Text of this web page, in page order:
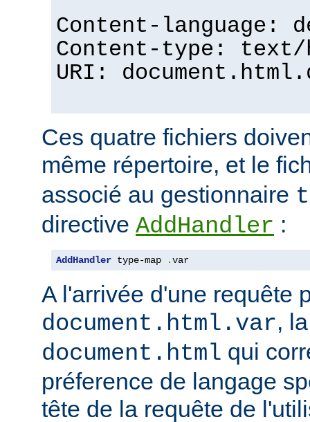
Content-language:
Content-type: text/
URI:
Ces quatre fichiers
même répertoire, et le
associé au gestionnaire
directive AddHandler :
AddHandler type-map .var
A l'arrivée d'une requête
document.html.var,
document.html qui
préference de langage
tête de la requête de